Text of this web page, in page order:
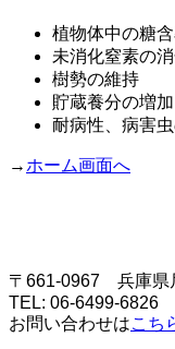
植物体中の糖
未消化窒素の
樹勢の維持
貯蔵養分の
耐病性、病害
→ ホーム画面へ
〒661-0967 兵庫県
TEL: 06-6499-6826
お問い合わせはこち